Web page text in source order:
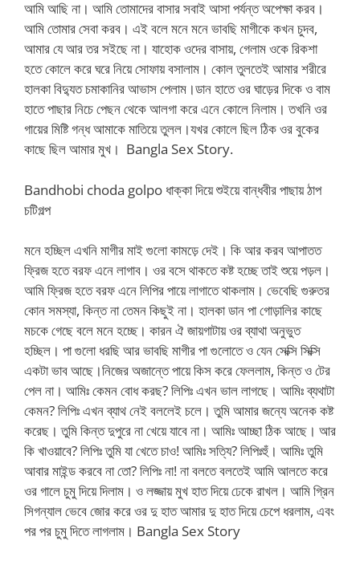
আমি আছি না। আমি তোমাদের বাসার সবাই আসা পর্যন্ত অপেক্ষা করব।
আমি তোমার সেবা করব। এই বলে মনে মনে ভাবছি মাগীকে কখন চুদব,
আমার যে আর তর সইছে না। যাহোক ওদের বাসায়, গেলাম ওকে রিকশা
হতে কোলে করে ঘরে নিয়ে সোফায় বসালাম। কোল তুলতেই আমার শরীরে
হালকা বিদ্যুত চমাকানির আভাস পেলাম।ডান হাতে ওর ঘাড়ের দিকে ও বাম
হাতে পাছার নিচে পেছন থেকে আলগা করে এনে কোলে নিলাম। তখনি ওর
গায়ের মিষ্টি গন্ধ আমাকে মাতিয়ে তুলল।যখর কোলে ছিল ঠিক ওর বুকের
কাছে ছিল আমার মুখ। Bangla Sex Story.
Bandhobi choda golpo ধাক্কা দিয়ে শুইয়ে বান্ধবীর পাছায় ঠাপ
চটিগল্প
মনে হচ্ছিল এখনি মাগীর মাই গুলো কামড়ে দেই। কি আর করব আপাতত
ফ্রিজ হতে বরফ এনে লাগাব। ওর বসে থাকতে কষ্ট হচ্ছে তাই শুয়ে পড়ল।
আমি ফ্রিজ হতে বরফ এনে লিপির পায়ে লাগাতে থাকলাম। ভেবেছি গুরুতর
কোন সমস্যা, কিন্ত না তেমন কিছুই না। হালকা ডান পা গোড়ালির কাছে
মচকে গেছে বলে মনে হচ্ছে। কারন ঐ জায়গাটায় ওর ব্যাথা অনুভুত
হচ্ছিল। পা গুলো ধরছি আর ভাবছি মাগীর পা গুলোতে ও যেন সেক্সি সিক্সি
একটা ভাব আছে।নিজের অজান্তে পায়ে কিস করে ফেললাম, কিন্ত ও টের
পেল না। আমিঃ কেমন বোধ করছ? লিপিঃ এখন ভাল লাগছে। আমিঃ ব্যথাটা
কেমন? লিপিঃ এখন ব্যাথ নেই বললেই চলে। তুমি আমার জন্যে অনেক কষ্ট
করেছ। তুমি কিন্ত দুপুরে না খেয়ে যাবে না। আমিঃ আচ্ছা ঠিক আছে। আর
কি খাওয়াবে? লিপিঃ তুমি যা খেতে চাও! আমিঃ সত্যি? লিপিঃহুঁ। আমিঃ তুমি
আবার মাইন্ড করবে না তো? লিপিঃ না! না বলতে বলতেই আমি আলতে করে
ওর গালে চুমু দিয়ে দিলাম। ও লজ্জায় মুখ হাত দিয়ে ঢেকে রাখল। আমি গ্রিন
সিগন্যাল ভেবে জোর করে ওর দু হাত আমার দু হাত দিয়ে চেপে ধরলাম, এবং
পর পর চুমু দিতে লাগলাম। Bangla Sex Story